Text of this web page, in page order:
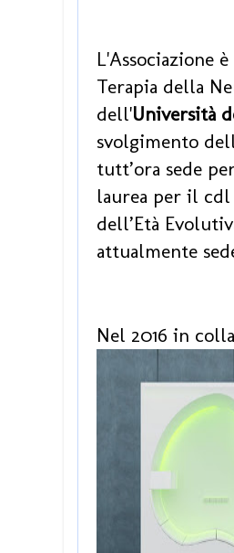
L'Associazione
Terapia della
dell'Università
svolgimento
tutt’ora sede
laurea per il
dell’Età
attualmente
Nel 2016 in